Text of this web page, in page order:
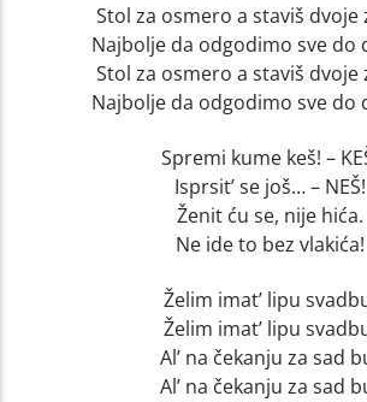
Stol za osmero a staviš dvoje
Najbolje da odgodimo sve do
Stol za osmero a staviš dvoje
Najbolje da odgodimo sve do
Spremi kume keš! –
Isprsit’ se još… – NEŠ!
Ženit ću se, nije hića.
Ne ide to bez vlakića!
Želim imat’ lipu
Želim imat’ lipu
Al’ na čekanju za sad
Al’ na čekanju za sad